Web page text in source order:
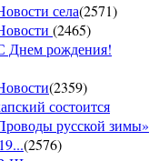
села(2571)
(2465)
Днем рождения!
(2359)
состоится
русской зимы»
(2576)